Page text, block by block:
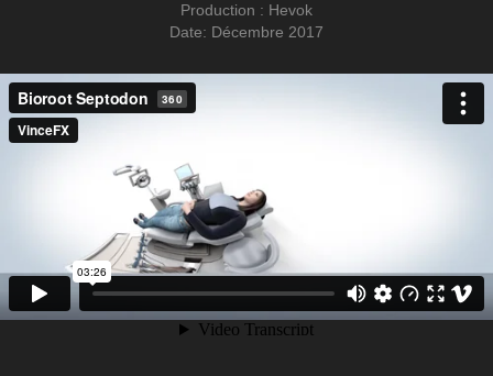
Production : Hevok
Date: Décembre 2017